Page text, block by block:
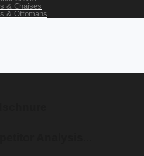
& Chaises
& Ottomans